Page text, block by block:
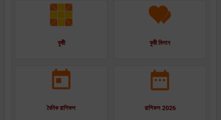
কুষ্ঠী কুষ্ঠী মিলান
দৈনিক রাশিফল রাশিফল 2026